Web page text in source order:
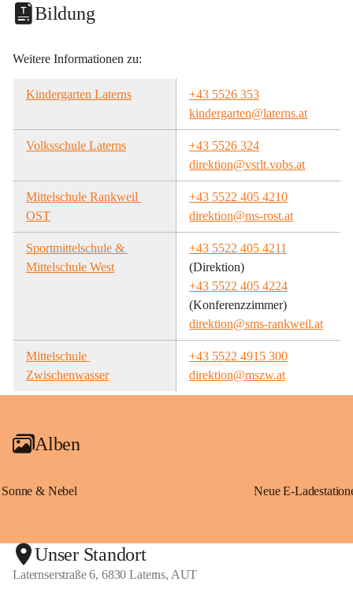
Bildung
Weitere Informationen zu:
Kindergarten Laterns
+43 5526 353
kindergarten@laterns.at
Volksschule Laterns
+43 5526 324
direktion@vsrlt.vobs.at
Mittelschule Rankweil
OST
+43 5522 405 4210
direktion@ms-rost.at
Sportmittelschule &
Mittelschule West
+43 5522 405 4211
(Direktion)
+43 5522 405 4224
(Konferenzzimmer)
direktion@sms-rankweil.at
Mittelschule
Zwischenwasser
+43 5522 4915 300
direktion@mszw.at
Alben
Sonne & Nebel
Unser Standort
Laternserstraße 6, 6830 Laterns, AUT